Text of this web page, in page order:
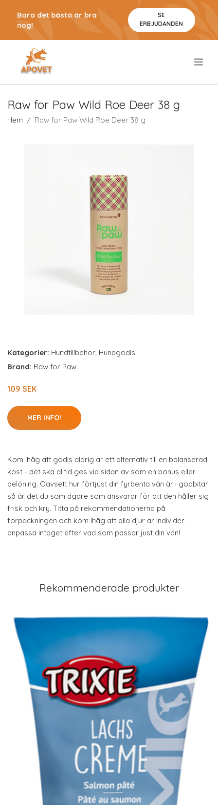
Bara det bästa är bra
nog!
SE
ERBJUDANDEN
Raw for Paw Wild Roe Deer 38 g
Hem Raw for Paw Wild Roe Deer 38 g
Kategorier: Hundtillbehör, Hundgodis
Brand: Raw for Paw
109 SEK
MER INFO!
Kom ihåg att godis aldrig är ett alternativ till en balanserad
kost - det ska alltid ges vid sidan av som en bonus eller
belöning. Oavsett hur förtjust din fyrbenta vän är i godbitar
så är det du som ägare som ansvarar för att den håller sig
frisk och kry. Titta på rekommendationerna på
förpackningen och kom ihåg att alla djur är individer -
anpassa intaget efter vad som passar just din vän!
Rekommenderade produkter